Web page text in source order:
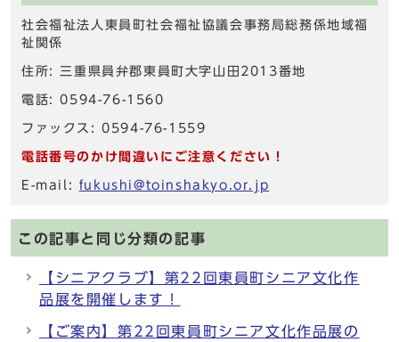
社会福祉法人東員町社会福祉協議会事務局総務係地域福
祉関係
住所: 三重県員弁郡東員町大字山田2013番地
電話: 0594-76-1560
ファックス: 0594-76-1559
電話番号のかけ間違いにご注意ください！
E-mail: fukushi@toinshakyo.or.jp
この記事と同じ分類の記事
【シニアクラブ】第22回東員町シニア文化作
品展を開催します！
【ご案内】第22回東員町シニア文化作品展の